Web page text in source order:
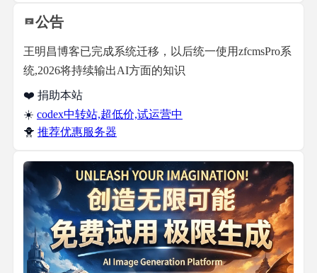
公告
王明昌博客已完成系统迁移，以后统一使用zfcmsPro系
统,2026将持续输出AI方面的知识
❤️ 捐助本站
☀️ codex中转站,超低价,试运营中
🐥 推荐优惠服务器